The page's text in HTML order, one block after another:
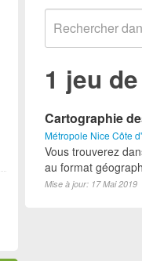
1 jeu
Cartographie
Métropole Nice Côte
Vous trouverez
au format
Mise à jour: 17 Mai 2019